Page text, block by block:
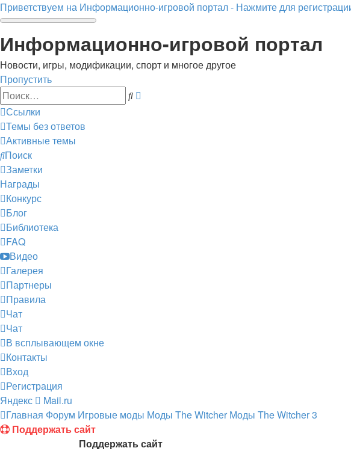
Приветствуем на Информационно-игровой портал - Нажмите для
Информационно-игровой портал
Новости, игры, модификации, спорт и многое другое
Пропустить
Поиск
Ссылки
Темы без ответов
Активные темы
Поиск
Заметки
Награды
Конкурс
Блог
Библиотека
FAQ
Видео
Галерея
Партнеры
Правила
Чат
Чат
В всплывающем окне
Контакты
Вход
Регистрация
Яндекс
Mail.ru
Главная Форум Игровые моды Моды The Witcher Моды The Witcher 3
Поддержать сайт
Поддержать сайт